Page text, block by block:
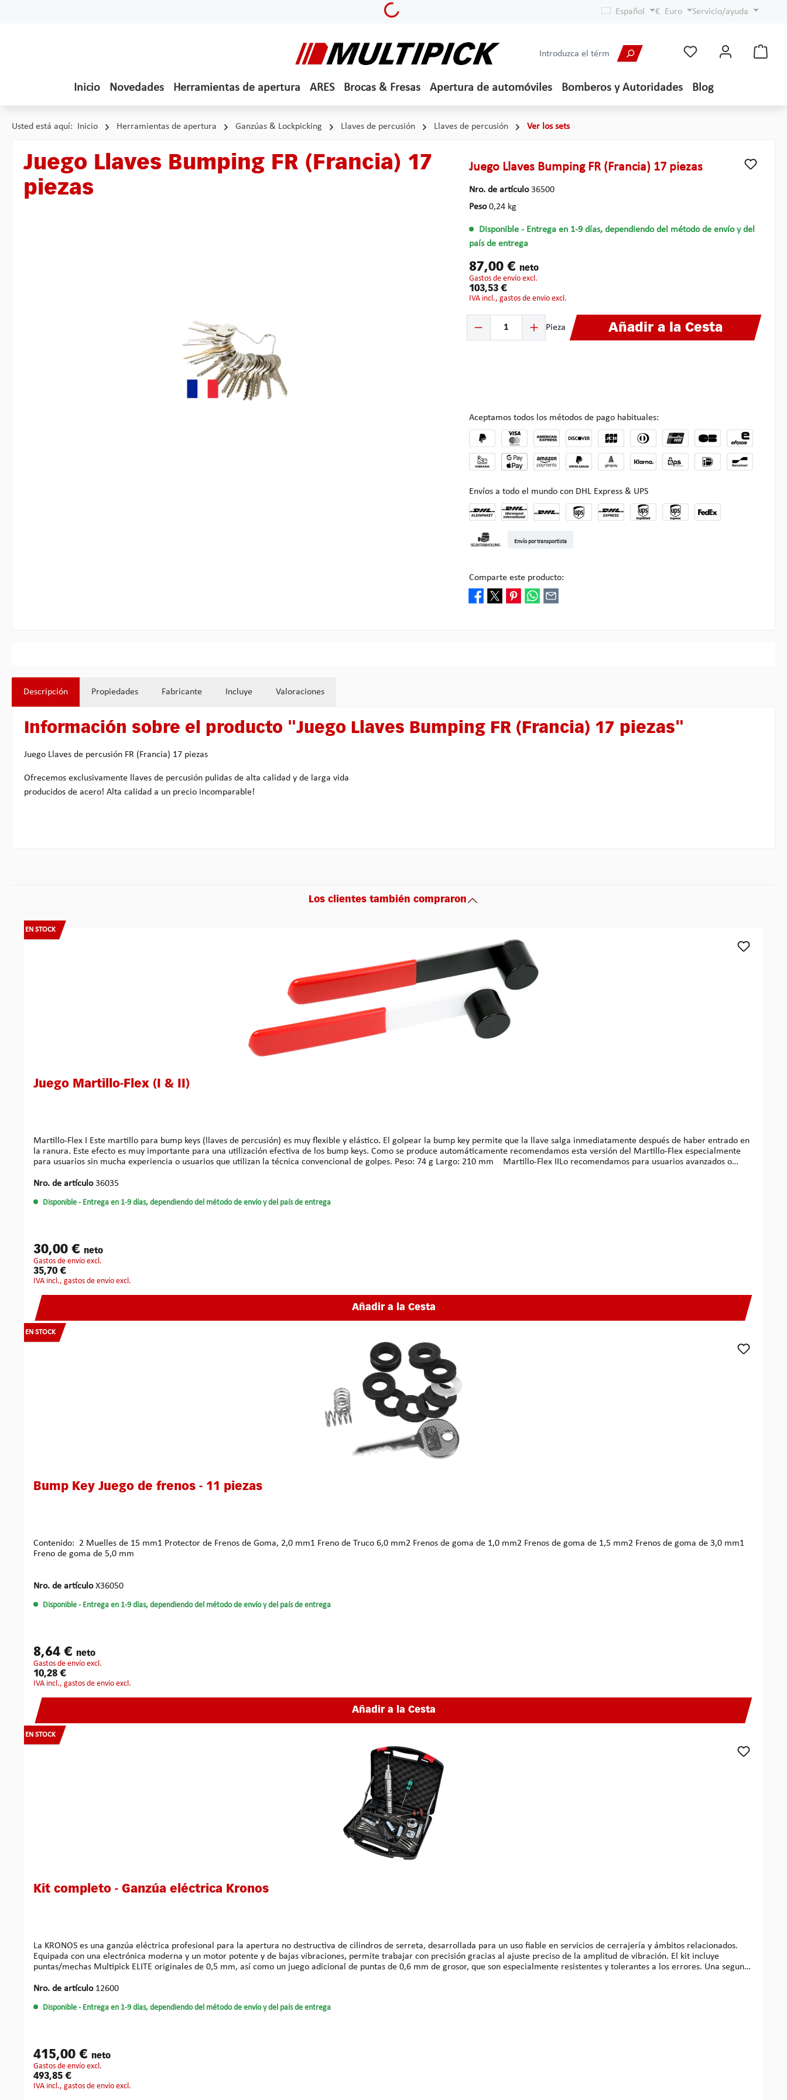
Loading... Español € Euro Servicio/ayuda
Inicio Novedades Herramientas de apertura ARES Brocas & Fresas Apertura de automóviles Bomberos y Autoridades Blog
Usted está aquí: Inicio Herramientas de apertura Ganzúas & Lockpicking Llaves de percusión Llaves de percusión Ver los sets
Juego Llaves Bumping FR (Francia) 17
piezas
Juego Llaves Bumping FR (Francia) 17 piezas
Nro. de artículo36500
Peso0,24 kg
Disponible - Entrega en 1-9 días, dependiendo del método de envío y del
país de entrega
87,00 € neto
gastos de envío excl.
103,53 €
IVA incl., gastos de envío excl.
Cantidad del producto: introduce la cantidad deseada o usa los botones para aumentar o
Pieza Añadir a la Cesta
Aceptamos todos los métodos de pago habituales:
Envíos a todo el mundo con DHL Express & UPS
Envío por transportista
Comparte este producto:
Descripción Propiedades Fabricante Incluye Valoraciones
Información sobre el producto "Juego Llaves Bumping FR (Francia) 17 piezas"
Juego Llaves de percusión FR (Francia) 17 piezas
Ofrecemos exclusivamente llaves de percusión pulidas de alta calidad y de larga vida
producidos de acero! Alta calidad a un precio incomparable!
Los clientes también compraron
Omitir la galería de productos
EN STOCK
Juego Martillo-Flex (I & II)
Martillo-Flex I Este martillo para bump keys (llaves de percusión) es muy flexible y elástico. El golpear la bump key permite que la llave salga inmediatamente después de haber entrado en
la ranura. Este efecto es muy importante para una utilización efectiva de los bump keys. Como se produce automáticamente recomendamos esta versión del Martillo-Flex especialmente
para usuarios sin mucha experiencia o usuarios que utilizan la técnica convencional de golpes. Peso: 74 g Largo: 210 mm Martillo-Flex IILo recomendamos para usuarios avanzados o
como un almohadón entre la llave y el cilindro permitiendo asi que la llave salga inmediatamente. Peso: 76 g Largo: 210 mm Haciendo pruebas con estos dos martillos los resultados
especiales: Manija cómoda anti-deslizante La cabeza redonda y pesada permite “golpear“ de manera exacta, también utilizando diferentes ángulos de golpes El peso de la herramienta está
Nro. de artículo36035
Disponible - Entrega en 1-9 días, dependiendo del método de envío y del país de entrega
30,00 € neto
gastos de envío excl.
35,70 €
IVA incl., gastos de envío excl.
Añadir a la Cesta
EN STOCK
Bump Key Juego de frenos - 11 piezas
Contenido: 2 Muelles de 15 mm1 Protector de Frenos de Goma, 2,0 mm1 Freno de Truco 6,0 mm2 Frenos de goma de 1,0 mm2 Frenos de goma de 1,5 mm2 Frenos de goma de 3,0 mm1
Freno de goma de 5,0 mm
Nro. de artículoX36050
Disponible - Entrega en 1-9 días, dependiendo del método de envío y del país de entrega
8,64 € neto
gastos de envío excl.
10,28 €
IVA incl., gastos de envío excl.
Añadir a la Cesta
EN STOCK
Kit completo - Ganzúa eléctrica Kronos
La KRONOS es una ganzúa eléctrica profesional para la apertura no destructiva de cilindros de serreta, desarrollada para un uso fiable en servicios de cerrajería y ámbitos relacionados.
Equipada con una electrónica moderna y un motor potente y de bajas vibraciones, permite trabajar con precisión gracias al ajuste preciso de la amplitud de vibración. El kit incluye
puntas/mechas Multipick ELITE originales de 0,5 mm, así como un juego adicional de puntas de 0,6 mm de grosor, que son especialmente resistentes y tolerantes a los errores. Una segunda
cerradura. El tensor circular TNT-20-V3 se adapta de forma flexible a diferentes perfiles de bocallaves de los cilindros. Además, se incluye un estuche de plástico para guardar piezas
de forma eficiente en cerraduras de puertas, incluso con presión de tiempo y en trabajos a domicilio directamente en las instalaciones del cliente. Ventajas para el usuario: funcionamiento
Nro. de artículo 12600
Disponible - Entrega en 1-9 días, dependiendo del método de envío y del país de entrega
415,00 € neto
gastos de envío excl.
493,85 €
IVA incl., gastos de envío excl.